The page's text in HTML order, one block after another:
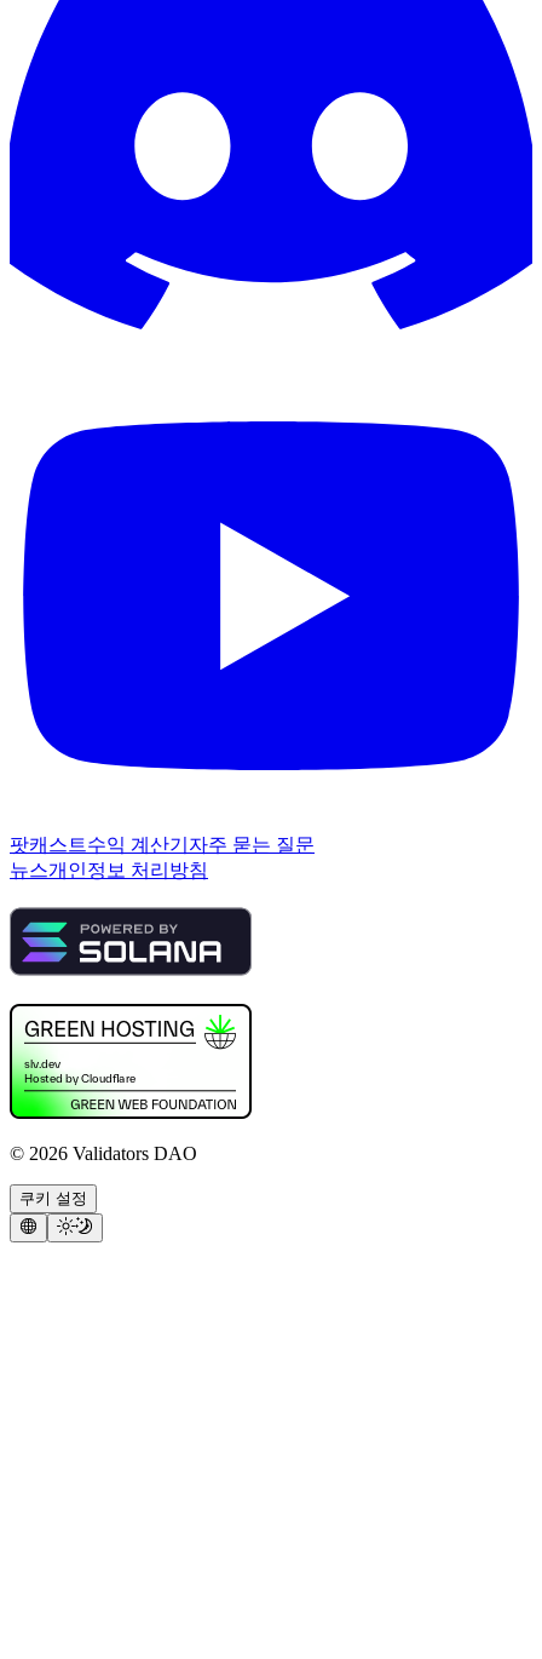
팟캐스트수익 계산기 자주 묻는 질문
뉴스개인정보 처리방침
© 2026 Validators DAO
쿠키 설정